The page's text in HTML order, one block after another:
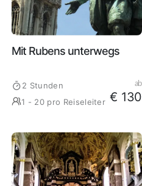
Mit Rubens unterwegs
2 Stunden
1 - 20 pro Reiseleiter
ab
€ 130